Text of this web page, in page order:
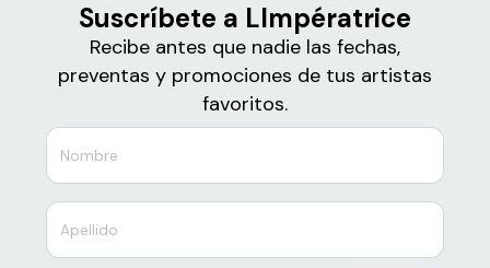
Suscríbete a LImpératrice
Recibe antes que nadie las fechas,
preventas y promociones de tus artistas
favoritos.